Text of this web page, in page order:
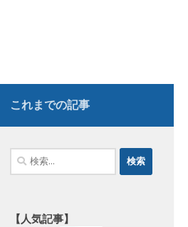
これまでの記事
検
索:
【人気記事】